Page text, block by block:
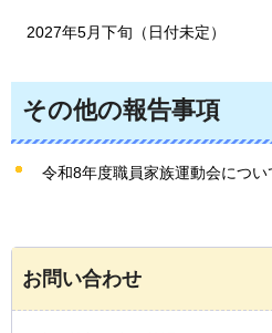
2027年5月下旬（日付未定）
その他の報告事項
令和8年度職員家族運動会につい
お問い合わせ